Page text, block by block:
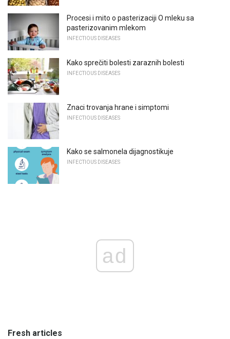
Procesi i mito o pasterizaciji O mleku sa
pasterizovanim mlekom
INFECTIOUS DISEASES
Kako sprečiti bolesti zaraznih bolesti
INFECTIOUS DISEASES
Znaci trovanja hrane i simptomi
INFECTIOUS DISEASES
Kako se salmonela dijagnostikuje
INFECTIOUS DISEASES
ad
Fresh articles